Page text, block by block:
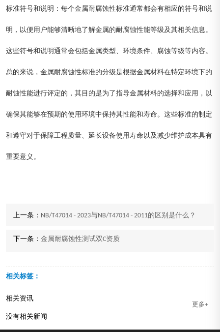
标准符号和说明：每个金属耐腐蚀性标准通常都会有相应的符号和说
明，以便用户能够清晰地了解金属的耐腐蚀性能等级及其相关信息。
这些符号和说明通常会包括金属类型、环境条件、腐蚀等级等内容。
总的来说，金属耐腐蚀性标准的分级是根据金属材料在特定环境下的
耐蚀性能进行评定的，其目的是为了指导金属材料的选择和应用，以
确保其能够在预期的使用环境中保持其性能和寿命。这些标准的制定
和遵守对于保障工程质量、延长设备使用寿命以及减少维护成本具有
重要意义。
上一条： NB/T47014 - 2023与NB/T47014 - 2011的区别是什么？
下一条： 金属耐腐蚀性测试双C资质
相关标签：
相关资讯
更多+
没有相关新闻